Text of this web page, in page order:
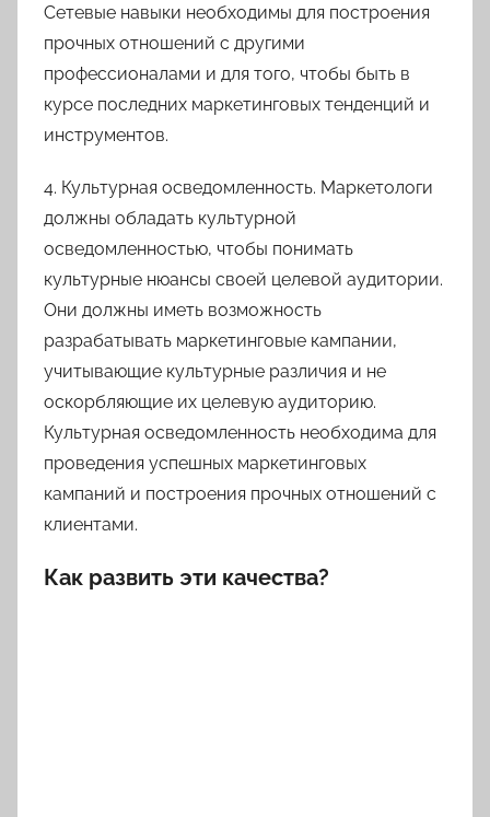
Сетевые навыки необходимы для построения
прочных отношений с другими
профессионалами и для того, чтобы быть в
курсе последних маркетинговых тенденций и
инструментов.
4. Культурная осведомленность. Маркетологи
должны обладать культурной
осведомленностью, чтобы понимать
культурные нюансы своей целевой аудитории.
Они должны иметь возможность
разрабатывать маркетинговые кампании,
учитывающие культурные различия и не
оскорбляющие их целевую аудиторию.
Культурная осведомленность необходима для
проведения успешных маркетинговых
кампаний и построения прочных отношений с
клиентами.
Как развить эти качества?